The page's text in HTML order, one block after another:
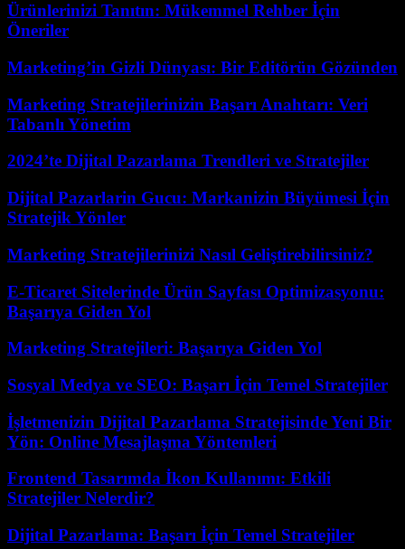
Ürünlerinizi Tanıtın: Mükemmel Rehber İçin
Öneriler
Marketing’in Gizli Dünyası: Bir Editörün Gözünden
Marketing Stratejilerinizin Başarı Anahtarı: Veri
Tabanlı Yönetim
2024’te Dijital Pazarlama Trendleri ve Stratejiler
Dijital Pazarlarin Gucu: Markanizin Büyümesi İçin
Stratejik Yönler
Marketing Stratejilerinizi Nasıl Geliştirebilirsiniz?
E-Ticaret Sitelerinde Ürün Sayfası Optimizasyonu:
Başarıya Giden Yol
Marketing Stratejileri: Başarıya Giden Yol
Sosyal Medya ve SEO: Başarı İçin Temel Stratejiler
İşletmenizin Dijital Pazarlama Stratejisinde Yeni Bir
Yön: Online Mesajlaşma Yöntemleri
Frontend Tasarımda İkon Kullanımı: Etkili
Stratejiler Nelerdir?
Dijital Pazarlama: Başarı İçin Temel Stratejiler